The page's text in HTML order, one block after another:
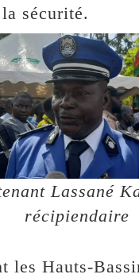
sécurité.
Lassané
récipiendaire
les Hauts-